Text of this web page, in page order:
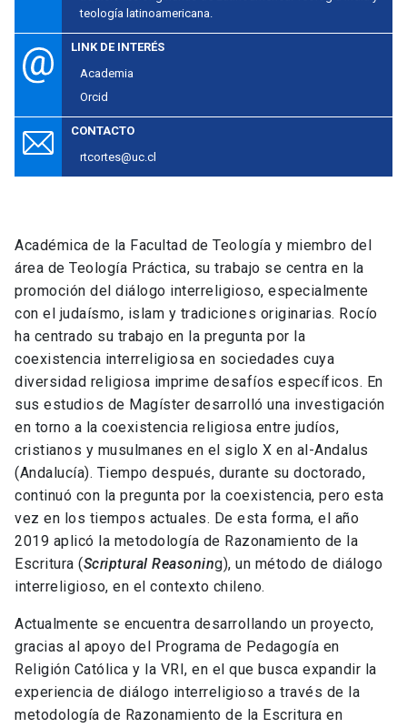
teología latinoamericana.
LINK DE INTERÉS
Academia
Orcid
CONTACTO
rtcortes@uc.cl
Académica de la Facultad de Teología y miembro del
área de Teología Práctica, su trabajo se centra en la
promoción del diálogo interreligioso, especialmente
con el judaísmo, islam y tradiciones originarias. Rocío
ha centrado su trabajo en la pregunta por la
coexistencia interreligiosa en sociedades cuya
diversidad religiosa imprime desafíos específicos. En
sus estudios de Magíster desarrolló una investigación
en torno a la coexistencia religiosa entre judíos,
cristianos y musulmanes en el siglo X en al-Andalus
(Andalucía). Tiempo después, durante su doctorado,
continuó con la pregunta por la coexistencia, pero esta
vez en los tiempos actuales. De esta forma, el año
2019 aplicó la metodología de Razonamiento de la
Escritura (Scriptural Reasoning), un método de diálogo
interreligioso, en el contexto chileno.
Actualmente se encuentra desarrollando un proyecto,
gracias al apoyo del Programa de Pedagogía en
Religión Católica y la VRI, en el que busca expandir la
experiencia de diálogo interreligioso a través de la
metodología de Razonamiento de la Escritura en